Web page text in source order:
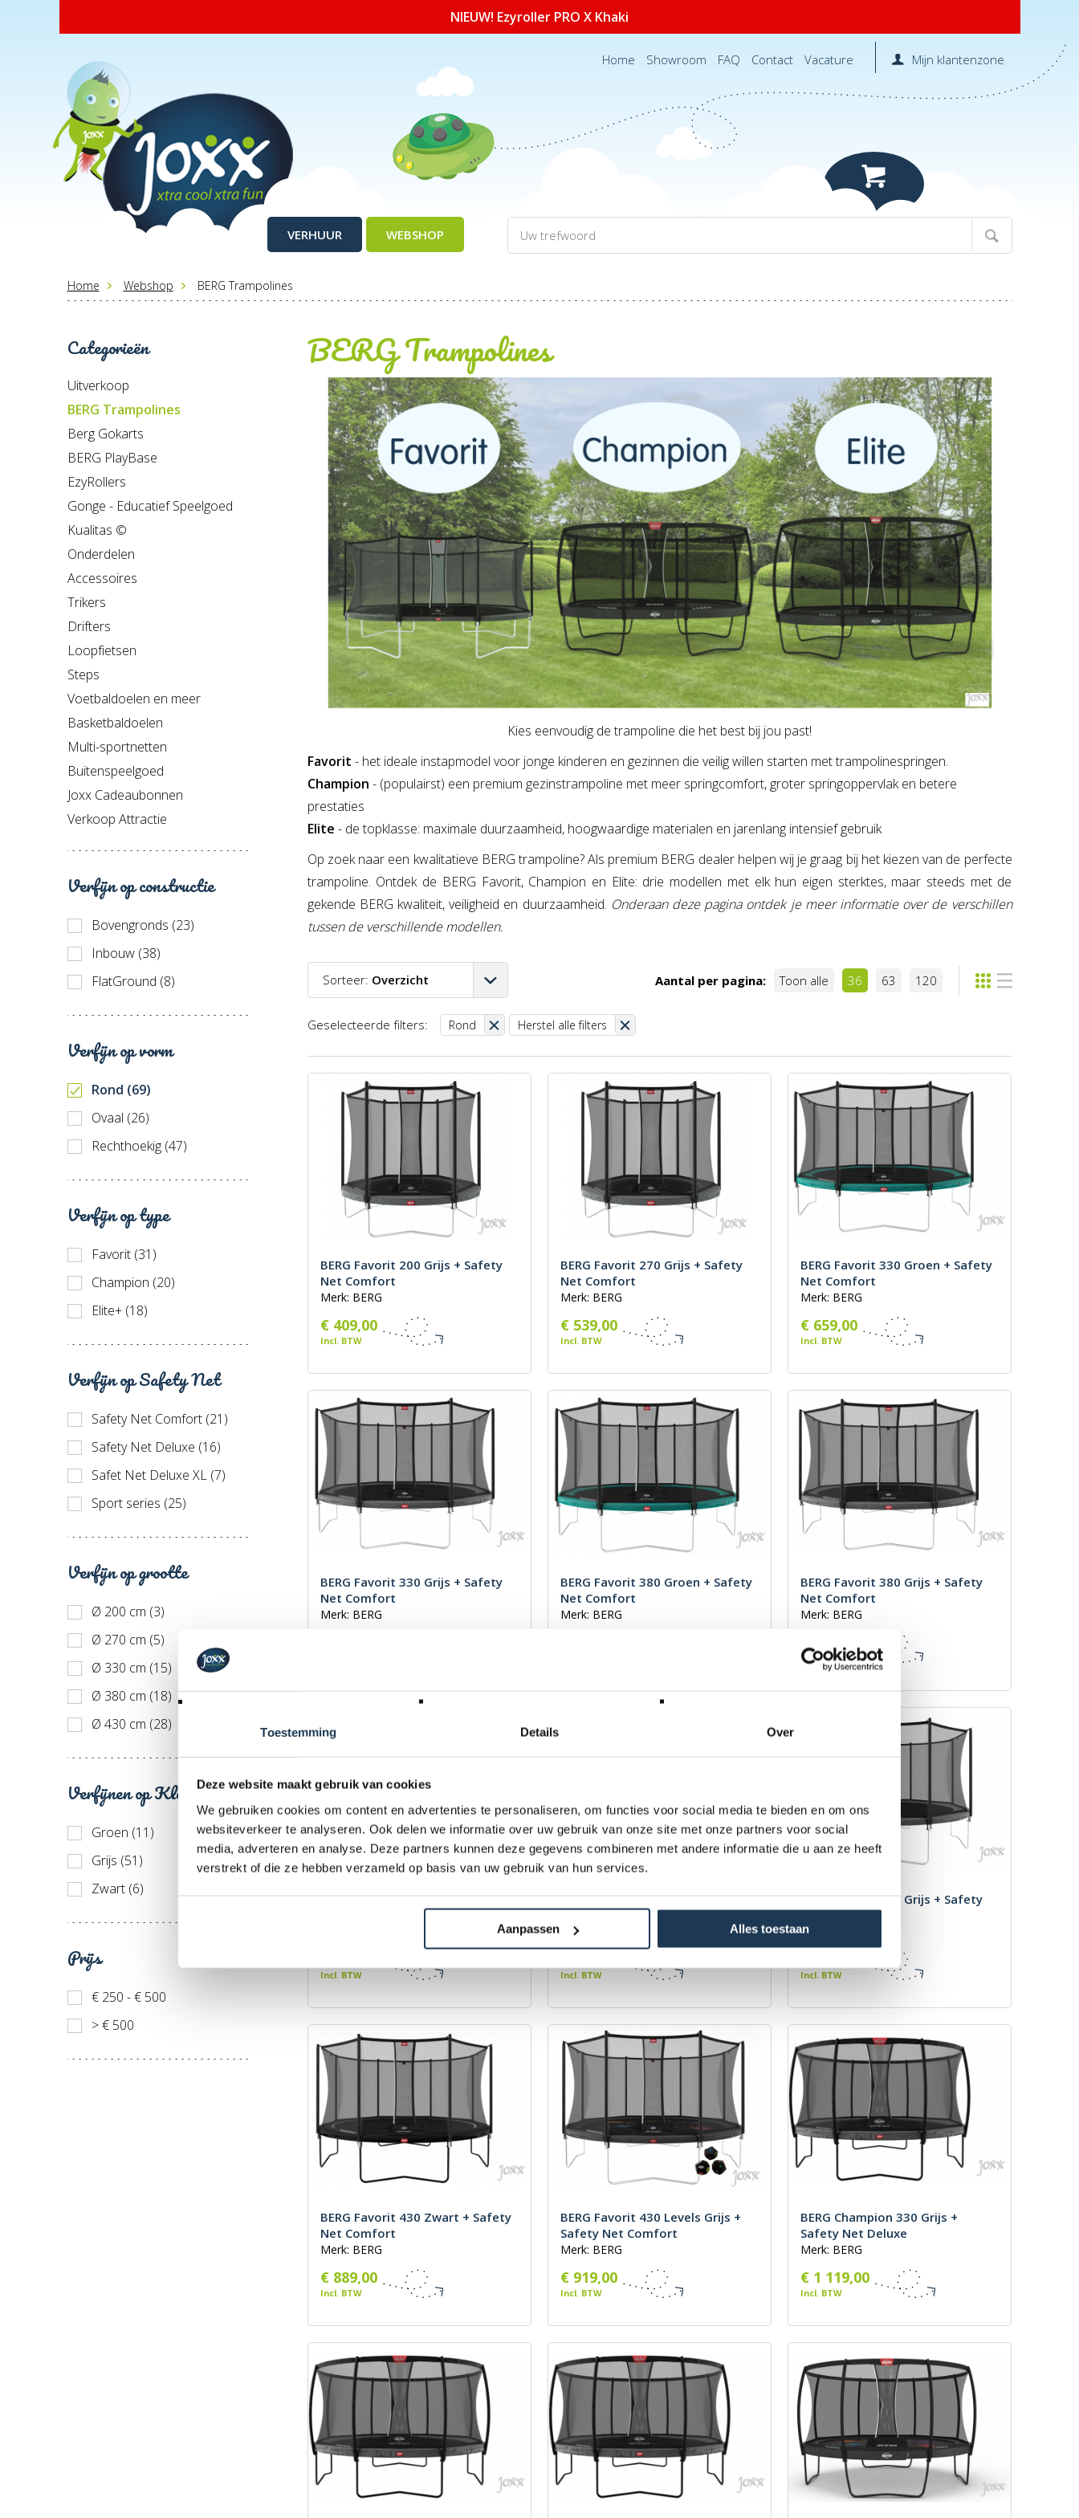
Toestemming Details Over
Deze website maakt gebruik van cookies
We gebruiken cookies om content en advertenties te personaliseren, om functies voor social media te bieden en om ons
websiteverkeer te analyseren. Ook delen we informatie over uw gebruik van onze site met onze partners voor social
media, adverteren en analyse. Deze partners kunnen deze gegevens combineren met andere informatie die u aan ze heeft
verstrekt of die ze hebben verzameld op basis van uw gebruik van hun services.
Aanpassen Alles toestaan
NIEUW! Ezyroller PRO X Khaki
Home Showroom FAQ Contact Vacature Mijn klantenzone
VERHUUR WEBSHOP
Home Webshop BERG Trampolines
Categorieën
Uitverkoop
BERG Trampolines
Berg Gokarts
BERG PlayBase
EzyRollers
Gonge - Educatief Speelgoed
Kualitas ©
Onderdelen
Accessoires
Trikers
Drifters
Loopfietsen
Steps
Voetbaldoelen en meer
Basketbaldoelen
Multi-sportnetten
Buitenspeelgoed
Joxx Cadeaubonnen
Verkoop Attractie
Verfijn op constructie
Bovengronds (23)
Inbouw (38)
FlatGround (8)
Verfijn op vorm
Rond (69)
Ovaal (26)
Rechthoekig (47)
Verfijn op type
Favorit (31)
Champion (20)
Elite+ (18)
Verfijn op Safety Net
Safety Net Comfort (21)
Safety Net Deluxe (16)
Safet Net Deluxe XL (7)
Sport series (25)
Verfijn op grootte
Ø 200 cm (3)
Ø 270 cm (5)
Ø 330 cm (15)
Ø 380 cm (18)
Ø 430 cm (28)
Verfijnen op Kleur
Groen (11)
Grijs (51)
Zwart (6)
Prijs
€ 250 - € 500
> € 500
BERG Trampolines
Kies eenvoudig de trampoline die het best bij jou past!
Favorit - het ideale instapmodel voor jonge kinderen en gezinnen die veilig willen starten met trampolinespringen.
Champion - (populairst) een premium gezinstrampoline met meer springcomfort, groter springoppervlak en betere
prestaties
Elite - de topklasse: maximale duurzaamheid, hoogwaardige materialen en jarenlang intensief gebruik
Op zoek naar een kwalitatieve BERG trampoline? Als premium BERG dealer helpen wij je graag bij het kiezen van de perfecte
trampoline. Ontdek de BERG Favorit, Champion en Elite: drie modellen met elk hun eigen sterktes, maar steeds met de
gekende BERG kwaliteit, veiligheid en duurzaamheid. Onderaan deze pagina ontdek je meer informatie over de verschillen
tussen de verschillende modellen.
Sorteer: Overzicht
Prijs laag-hoog
Prijs hoog-laag
Recentst
Aantal per pagina: Toon alle 36 63 120
Geselecteerde filters: Rond Herstel alle filters
BERG Favorit 200 Grijs + Safety
Net Comfort
Merk: BERG
€ 409,00
Incl. BTW
BERG Favorit 270 Grijs + Safety
Net Comfort
Merk: BERG
€ 539,00
Incl. BTW
BERG Favorit 330 Groen + Safety
Net Comfort
Merk: BERG
€ 659,00
Incl. BTW
BERG Favorit 330 Grijs + Safety
Net Comfort
Merk: BERG
BERG Favorit 380 Groen + Safety
Net Comfort
Merk: BERG
BERG Favorit 380 Grijs + Safety
Net Comfort
Merk: BERG
€ 769,00
Incl. BTW
BERG Favorit 380 Zwart + Safety
Incl. BTW
BERG Favorit 430 Groen + Safety
Net Comfort
Merk: BERG
Incl. BTW
BERG Favorit 430 Grijs + Safety
Net Comfort
Merk: BERG
Incl. BTW
BERG Favorit 430 Zwart + Safety
Net Comfort
Merk: BERG
€ 889,00
Incl. BTW
BERG Favorit 430 Levels Grijs +
Safety Net Comfort
Merk: BERG
€ 919,00
Incl. BTW
BERG Champion 330 Grijs +
Safety Net Deluxe
Merk: BERG
€ 1 119,00
Incl. BTW